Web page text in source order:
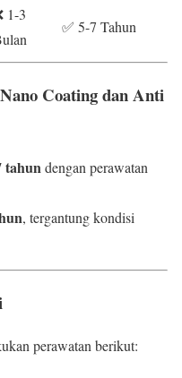
1-3
✅ 5-7 Tahun
Coating dan Anti
tahundengan perawatan
, tergantung kondisi
perawatan berikut: